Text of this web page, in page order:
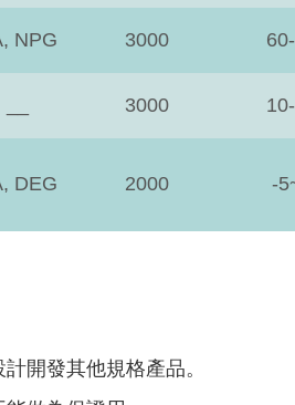
NPG 3000
3000
DEG 2000 -
開發其他規格產品。